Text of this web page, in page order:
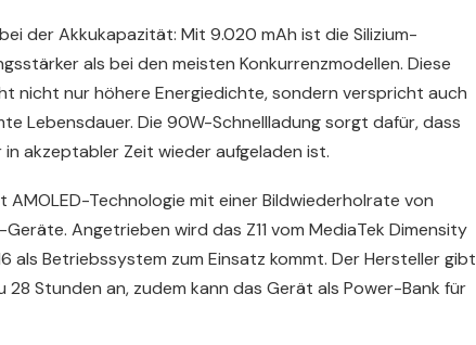
der Akkukapazität: Mit 9.020 mAh ist die Silizium-
als bei den meisten Konkurrenzmodellen. Diese
nicht nur höhere Energiedichte, sondern verspricht auch
Lebensdauer. Die 90W-Schnellladung sorgt dafür, dass
akzeptabler Zeit wieder aufgeladen ist.
AMOLED-Technologie mit einer Bildwiederholrate von
Angetrieben wird das Z11 vom MediaTek Dimensity
als Betriebssystem zum Einsatz kommt. Der Hersteller gibt
Stunden an, zudem kann das Gerät als Power-Bank für